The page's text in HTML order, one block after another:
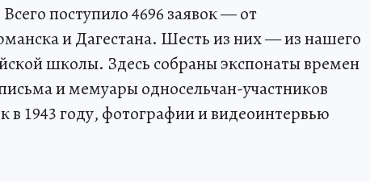
поступило 4696 заявок — от
и Дагестана. Шесть из них — из нашего
школы. Здесь собраны экспонаты времен
и мемуары односельчан-участников
в 1943 году, фотографии и видеоинтервью